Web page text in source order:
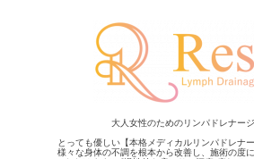
大人女性のためのリンパドレナー
とっても優しい【本格メディカルリンパドレナ
様々な身体の不調を根本から改善し、施術の度